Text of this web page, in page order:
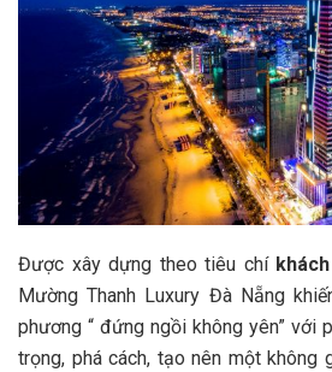
Được xây dựng theo tiêu chí
Mường Thanh Luxury Đà Nẵng
phương “ đứng ngồi không yên” với
trọng, phá cách, tạo nên một không